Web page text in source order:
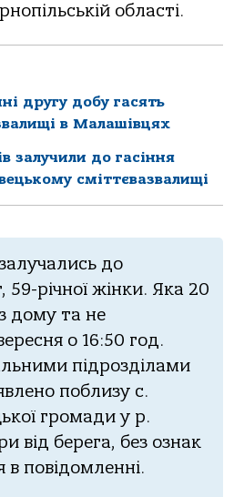
області.
другу добу гасять
в Малашівцях
залучили до гасіння
сміттєвазвалищі
до
59-річної жінки. Яка 20
дому та не
о 16:50 год.
підрозділами
поблизу с.
громади у р.
від берега, без ознак
повідомленні.